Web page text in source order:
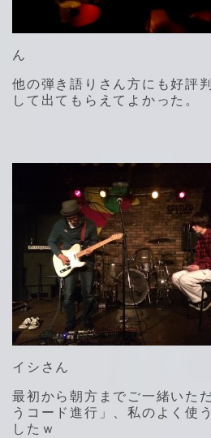
ん
他の弾き語りさん方にも好評
して出てもらえてよかった。
イシさん
最初から朝方までご一緒いた
うコード進行」、私のよく使
したｗ